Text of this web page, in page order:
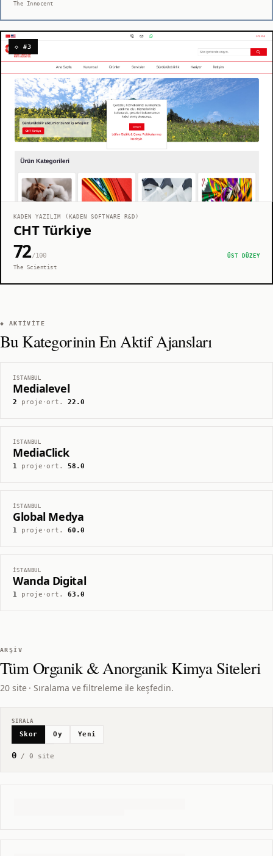
The Innocent
◇ #3
KADEN YAZILIM (KADEN SOFTWARE R&D)
CHT Türkiye
72/100
ÜST DÜZEY
The Scientist
◆ AKTIVITE
Bu Kategorinin En Aktif Ajansları
İSTANBUL
Medialevel
2 proje ·ort.22.0
İSTANBUL
MediaClick
1proje ·ort.58.0
İSTANBUL
Global Medya
1proje ·ort.60.0
İSTANBUL
Wanda Digital
1proje ·ort.63.0
ARŞIV
TümOrganik & Anorganik KimyaSiteleri
20 site · Sıralama ve filtreleme ile keşfedin.
SIRALA
Skor Oy Yeni
0/ 0 site